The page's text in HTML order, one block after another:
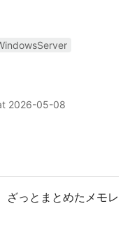
2026-05-08
ざっとまとめたメモレ